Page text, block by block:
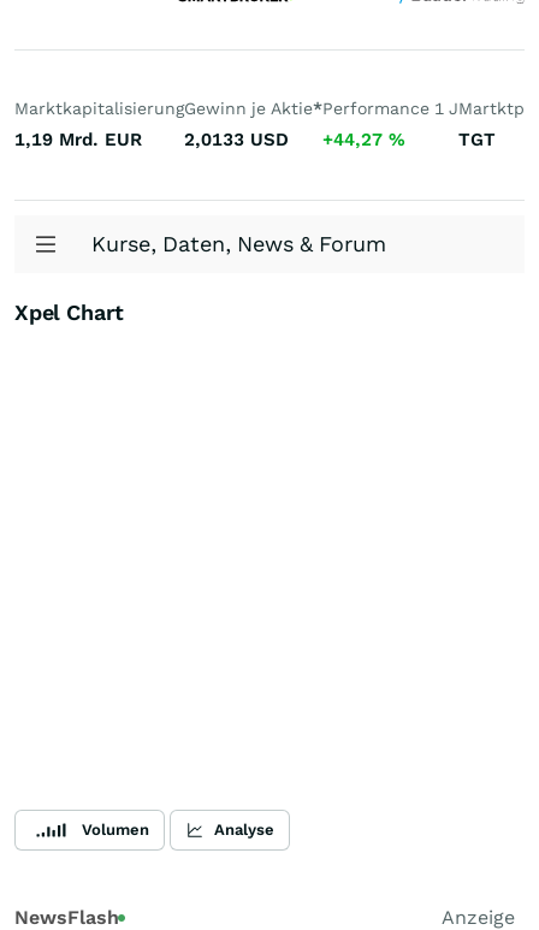
Marktkapitalisierung
1,19 Mrd. EUR
Gewinn je Aktie*
2,0133 USD
Performance 1 J
+44,27 % TGT
Kurse, Daten, News & Forum
Xpel Chart
Volumen Analyse
NewsFlash
Anzeige